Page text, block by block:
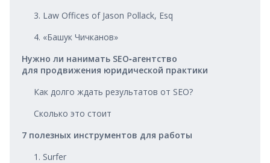
3. Law Offices of Jason Pollack, Esq
4. «Башук Чичканов»
Нужно ли нанимать SEO‑агентство
для продвижения юридической практики
Как долго ждать результатов от SEO?
Сколько это стоит
7 полезных инструментов для работы
1. Surfer